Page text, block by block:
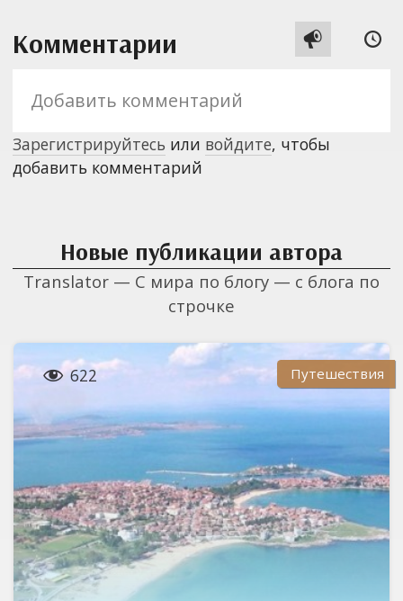
Комментарии  
Зарегистрируйтесь или войдите, чтобы
добавить комментарий
Новые публикации автора
Translator — С мира по блогу — с блога по
строчке
 622 Путешествия